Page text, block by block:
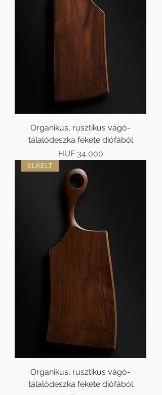
Organikus, rusztikus vágó-
tálalódeszka fekete diófából
Price
HUF 34,000
ELKELT
Organikus, rusztikus vágó-
tálalódeszka fekete diófából